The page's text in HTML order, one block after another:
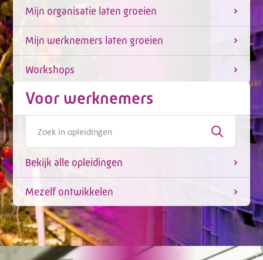
Mijn organisatie laten groeien
Mijn werknemers laten groeien
Workshops
Voor werknemers
Bekijk alle opleidingen
Mezelf ontwikkelen